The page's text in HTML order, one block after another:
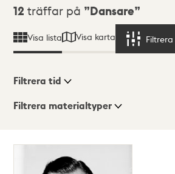
Sökresultat
12 träffar på Dansare
Visa lista Visa karta Filtrera
Visningsläge
Filtrera tid
Filtrera materialtyper